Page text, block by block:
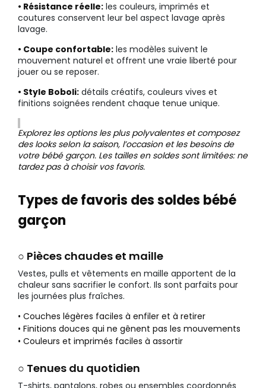
• Résistance réelle: les couleurs, imprimés et
coutures conservent leur bel aspect lavage après
lavage.
• Coupe confortable: les modèles suivent le
mouvement naturel et offrent une vraie liberté pour
jouer ou se reposer.
• Style Boboli: détails créatifs, couleurs vives et
finitions soignées rendent chaque tenue unique.
Explorez les options les plus polyvalentes et composez
des looks selon la saison, l’occasion et les besoins de
votre bébé garçon. Les tailles en soldes sont limitées: ne
tardez pas à choisir vos favoris.
Types de favoris des soldes bébé
garçon
○ Pièces chaudes et maille
Vestes, pulls et vêtements en maille apportent de la
chaleur sans sacrifier le confort. Ils sont parfaits pour
les journées plus fraîches.
• Couches légères faciles à enfiler et à retirer
• Finitions douces qui ne gênent pas les mouvements
• Couleurs et imprimés faciles à assortir
○ Tenues du quotidien